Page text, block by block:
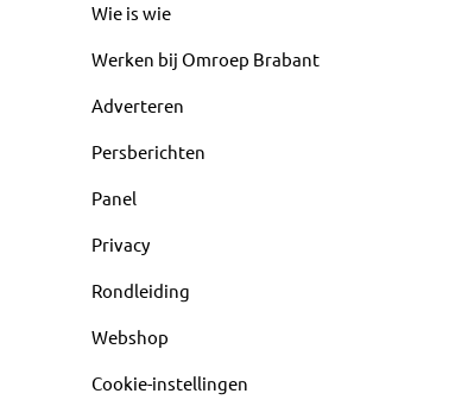
Wie is wie
Werken bij Omroep Brabant
Adverteren
Persberichten
Panel
Privacy
Rondleiding
Webshop
Cookie-instellingen